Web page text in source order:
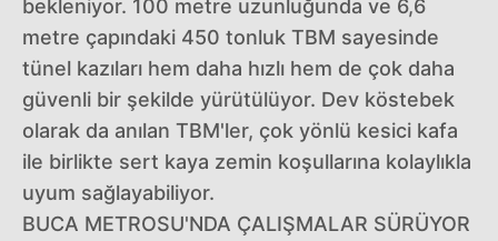
bekleniyor. 100 metre uzunluğunda ve 6,6
metre çapındaki 450 tonluk TBM sayesinde
tünel kazıları hem daha hızlı hem de çok daha
güvenli bir şekilde yürütülüyor. Dev köstebek
olarak da anılan TBM'ler, çok yönlü kesici kafa
ile birlikte sert kaya zemin koşullarına kolaylıkla
uyum sağlayabiliyor.
BUCA METROSU'NDA ÇALIŞMALAR SÜRÜYOR